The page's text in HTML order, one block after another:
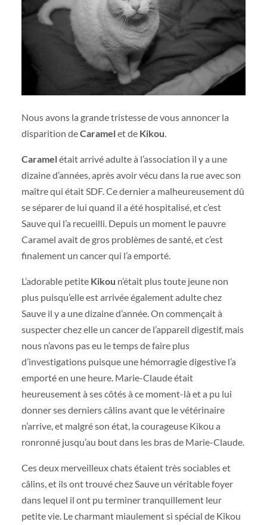
Nous avons la grande tristesse de vous annoncer la
disparition deCaramelet de Kikou
Caramelétait arrivé adulte à l’association il y a une
dizaine d’années, après avoir vécu dans la rue avec son
maître qui était SDF. Ce dernier a malheureusement dû
se séparer de lui quand il a été hospitalisé, et c’est
Sauve qui l’a recueilli. Depuis un moment le pauvre
Caramel avait de gros problèmes de santé, et c’est
finalement un cancer qui l’a emporté.
L’adorable petite Kikou n’était plus toute jeune non
plus puisqu’elle est arrivée également adulte chez
Sauve il y a une dizaine d’année. On commençait à
suspecter chez elle un cancer de l’appareil digestif, mais
nous n’avons pas eu le temps de faire plus
d’investigations puisque une hémorragie digestive l’a
emporté en une heure. Marie-Claude était
heureusement à ses côtés à ce moment-là et a pu lui
donner ses derniers câlins avant que le vétérinaire
n’arrive, et malgré son état, la courageuse Kikou a
ronronné jusqu’au bout dans les bras de Marie-Claude.
Ces deux merveilleux chats étaient très sociables et
câlins, et ils ont trouvé chez Sauve un véritable foyer
dans lequel il ont pu terminer tranquillement leur
petite vie. Le charmant miaulement si spécial de Kikou